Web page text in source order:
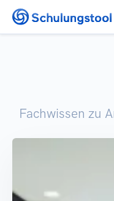
Zum Inhalt springen
Fachwissen zu